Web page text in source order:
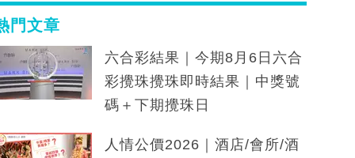
門文章
六合彩結果｜今期8月6日六合
彩攪珠攪珠即時結果｜中獎號
碼＋下期攪珠日
人情公價2026｜酒店/會所/酒